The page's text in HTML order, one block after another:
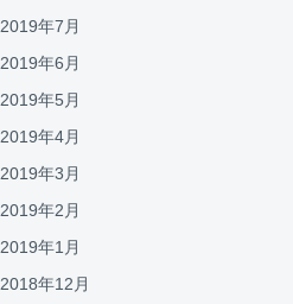
2019年7月
2019年6月
2019年5月
2019年4月
2019年3月
2019年2月
2019年1月
2018年12月